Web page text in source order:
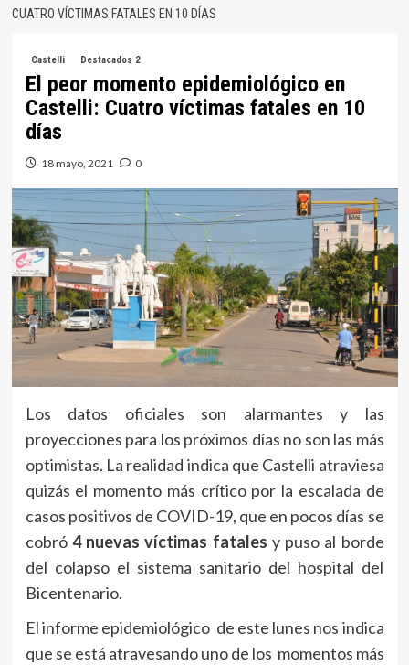
CUATRO VÍCTIMAS FATALES EN 10 DÍAS
Castelli Destacados 2
El peor momento epidemiológico en
Castelli: Cuatro víctimas fatales en 10
días
18 mayo, 2021 0
Los datos oficiales son alarmantes y las
proyecciones para los próximos días no son las más
optimistas. La realidad indica que Castelli atraviesa
quizás el momento más crítico por la escalada de
casos positivos de COVID-19, que en pocos días se
cobró 4 nuevas víctimas fatales y puso al borde
del colapso el sistema sanitario del hospital del
Bicentenario.
El informe epidemiológico de este lunes nos indica
que se está atravesando uno de los momentos más